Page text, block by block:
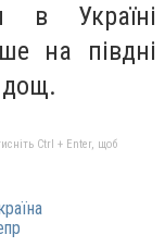
в Україні
на півдні
дощ.
Ctrl + Enter, щоб